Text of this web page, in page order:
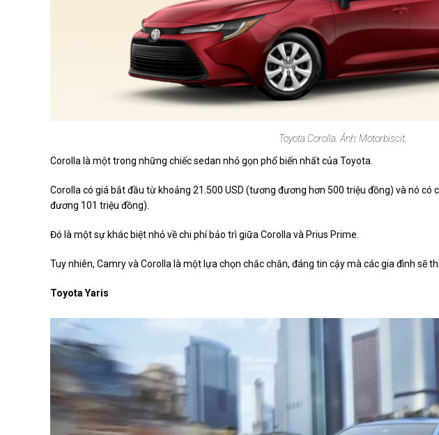
Toyota Corolla. Ảnh: Motorbiscit.
Corolla là một trong những chiếc sedan nhỏ gọn phổ biến nhất của Toyota.
Corolla có giá bắt đầu từ khoảng 21.500 USD (tương đương hơn 500 triệu đồng) và nó có
đương 101 triệu đồng).
Đó là một sự khác biệt nhỏ về chi phí bảo trì giữa Corolla và Prius Prime.
Tuy nhiên, Camry và Corolla là một lựa chọn chắc chắn, đáng tin cậy mà các gia đình sẽ
Toyota Yaris